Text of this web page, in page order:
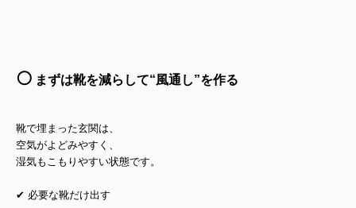
⚪️ まずは靴を減らして“風通し”を作る
靴で埋まった玄関は、
空気がよどみやすく、
湿気もこもりやすい状態です。
✔ 必要な靴だけ出す